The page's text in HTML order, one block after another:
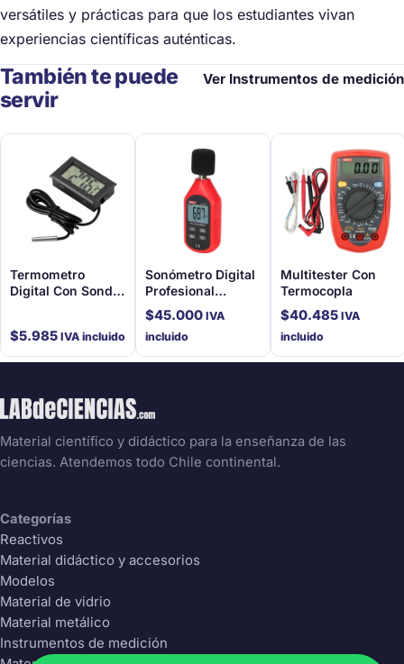
versátiles y prácticas para que los estudiantes vivan
experiencias científicas auténticas.
También te puede
servir
Ver Instrumentos de medición
Termometro
Digital Con Sonda
$5.985 IVA incluido
Sonómetro Digital
Profesional
Conexión Usb
$45.000 IVA
incluido
Multitester Con
Termocopla
$40.485 IVA
incluido
Material científico y didáctico para la enseñanza de las
ciencias. Atendemos todo Chile continental.
Categorías
Reactivos
Material didáctico y accesorios
Modelos
Material de vidrio
Material metálico
Instrumentos de medición